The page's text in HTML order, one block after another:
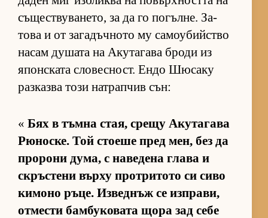
съ­щес­т­ву­ва­не­то, за да го по­гъл­не. За­
това и от за­га­дъч­ното му са­мо­у­бийс­тво
на­сам ду­шата на Аку­та­гава броди из
япон­с­ката сло­вес­ност. Ендо Шю­саку
раз­казва този нат­рап­чив сън:
« Бях в тъмна стая, срещу Аку­та­гава
Рю­нос­ке. Той сто­еше пред мен, без да
про­рони ду­ма, с на­ве­дена глава и
скръс­тени върху прот­ри­тото си сиво
ки­моно ръ­це. Из­вед­нъж се из­п­ра­ви,
от­мести бам­бу­ко­вата щора зад себе